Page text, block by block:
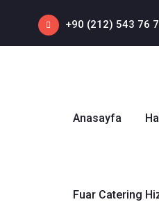
+90 (212) 543 76
Anasayfa
Fuar Catering